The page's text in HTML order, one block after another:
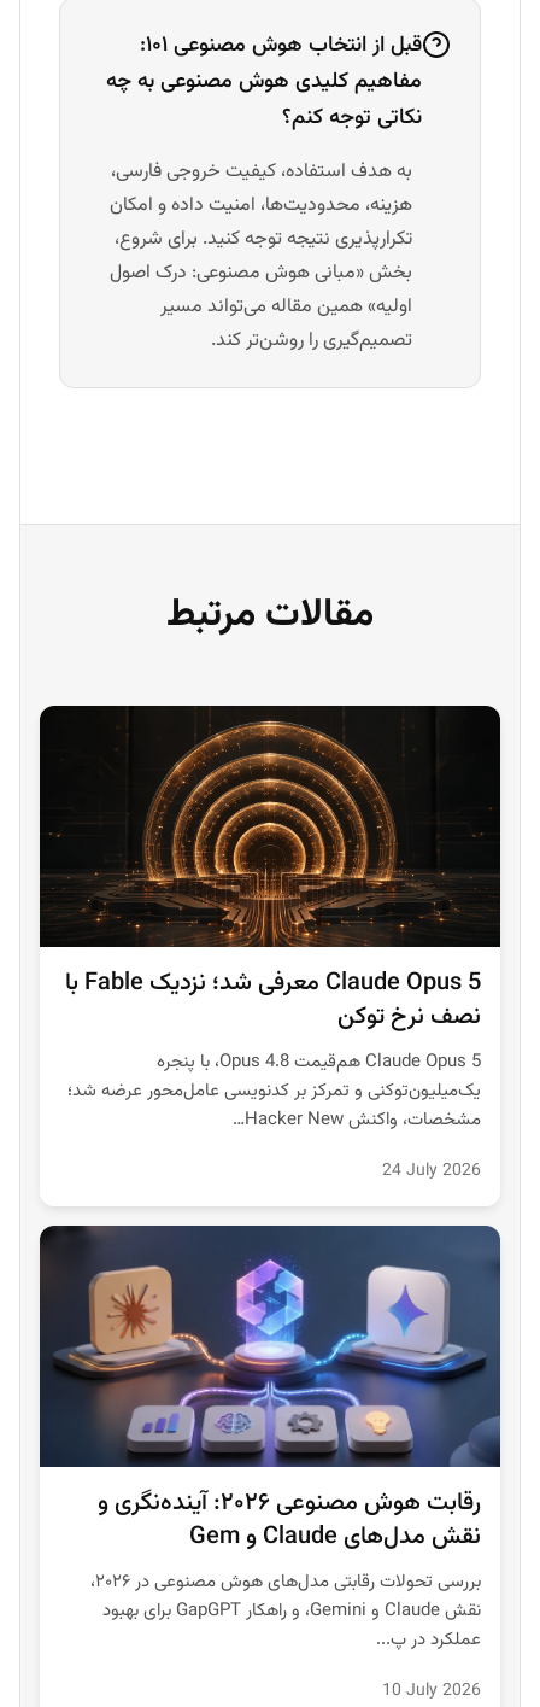
قبل از انتخاب هوش مصنوعی ۱۰۱:
مفاهیم کلیدی هوش مصنوعی به چه
نکاتی توجه کنم؟
به هدف استفاده، کیفیت خروجی فارسی،
هزینه، محدودیت‌ها، امنیت داده و امکان
تکرارپذیری نتیجه توجه کنید. برای شروع،
بخش «مبانی هوش مصنوعی: درک اصول
اولیه» همین مقاله می‌تواند مسیر
تصمیم‌گیری را روشن‌تر کند.
مقالات مرتبط
Claude Opus 5 معرفی شد؛ نزدیک Fable با
نصف نرخ توکن
Claude Opus 5 هم‌قیمت Opus 4.8، با پنجره
یک‌میلیون‌توکنی و تمرکز بر کدنویسی عامل‌محور عرضه شد؛
مشخصات، واکنش Hacker New…
24 July 2026
رقابت هوش مصنوعی ۲۰۲۶: آینده‌نگری و
نقش مدل‌های Claude و Gem
بررسی تحولات رقابتی مدل‌های هوش مصنوعی در ۲۰۲۶،
نقش Claude و Gemini، و راهکار GapGPT برای بهبود
عملکرد در پ...
10 July 2026